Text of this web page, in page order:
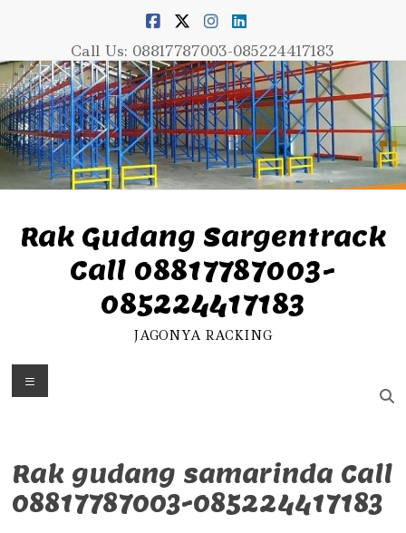
Call Us: 08817787003-085224417183
Rak Gudang Sargentrack
Call 08817787003-
085224417183
JAGONYA RACKING
Menu
Rak gudang samarinda Call
08817787003-085224417183